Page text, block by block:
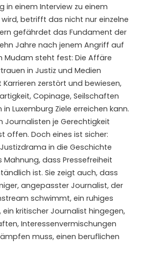
in einem Interview zu einem
betrifft das nicht nur einzelne
gefährdet das Fundament der
Jahre nach jenem Angriff auf
Mudam steht fest: Die Affäre
in Justiz und Medien
zerstört und bewiesen,
Copinage, Seilschaften
Luxemburg Ziele erreichen kann.
Journalisten je Gerechtigkeit
offen. Doch eines ist sicher:
in die Geschichte
dass Pressefreiheit
ist. Sie zeigt auch, dass
angepasster Journalist, der
schwimmt, ein ruhiges
ein kritischer Journalist hingegen,
Interessenvermischungen
muss, einen beruflichen